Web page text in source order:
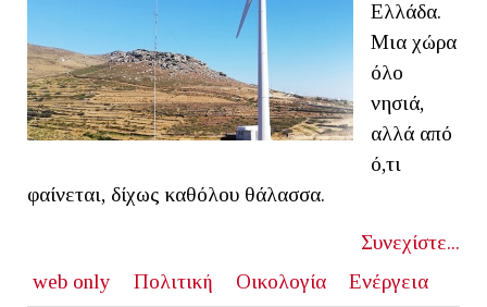
Ελλάδα.
Μια χώρα
όλο
νησιά,
αλλά από
ό,τι
φαίνεται, δίχως καθόλου θάλασσα.
Συνεχίστε...
web only
Πολιτική Οικολογία Ενέργεια